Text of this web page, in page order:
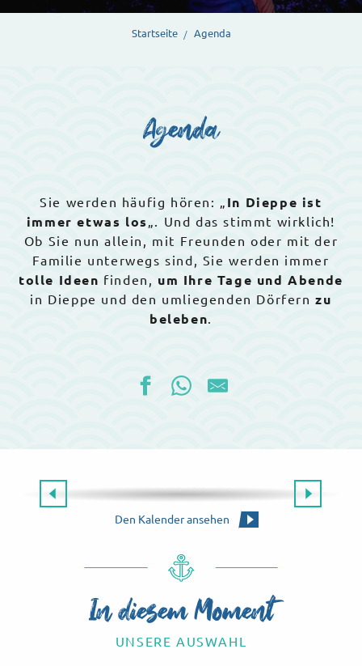
Startseite Agenda
Agenda
Sie werden häufig hören: „ In Dieppe ist
immer etwas los „. Und das stimmt wirklich!
Ob Sie nun allein, mit Freunden oder mit der
Familie unterwegs sind, Sie werden immer
tolle Ideen finden, um Ihre Tage und Abende
in Dieppe und den umliegenden Dörfernzu
beleben.
Den Kalender ansehen
Die Agenda für dieses Wochenende
In diesem Moment
UNSERE AUSWAHL